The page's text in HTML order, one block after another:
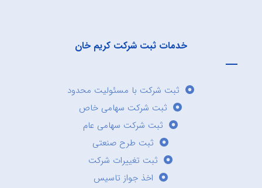
خدمات ثبت شرکت کریم خان
ثبت شرکت با مسئولیت محدود
ثبت شرکت سهامی خاص
ثبت شرکت سهامی عام
ثبت طرح صنعتی
ثبت تغییرات شرکت
اخذ جواز تاسیس